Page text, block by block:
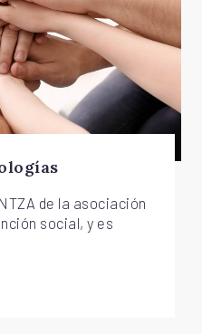
de la asociación
social, y es